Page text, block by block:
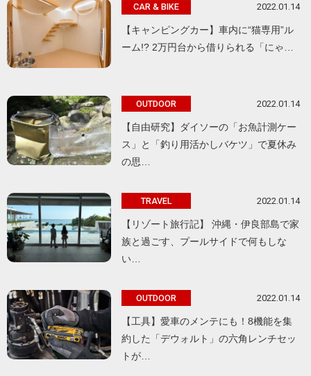
CAR & BIKE 2022.01.14
【キャンピングカー】車内に“猫専用”ル
ーム!? 2万円台から借りられる「にゃ…
OUTDOOR 2022.01.14
【自由研究】ダイソーの「お魚計測ケー
ス」と「釣り用活かしバケツ」で夏休み
の思…
TRAVEL 2022.01.14
【リゾート旅行記】 沖縄・伊良部島で家
族と過ごす、プールサイドで何もしな
い…
OUTDOOR 2022.01.14
【工具】愛車のメンテにも！8機能を集
約した「デウォルト」の六角レンチセッ
トが…